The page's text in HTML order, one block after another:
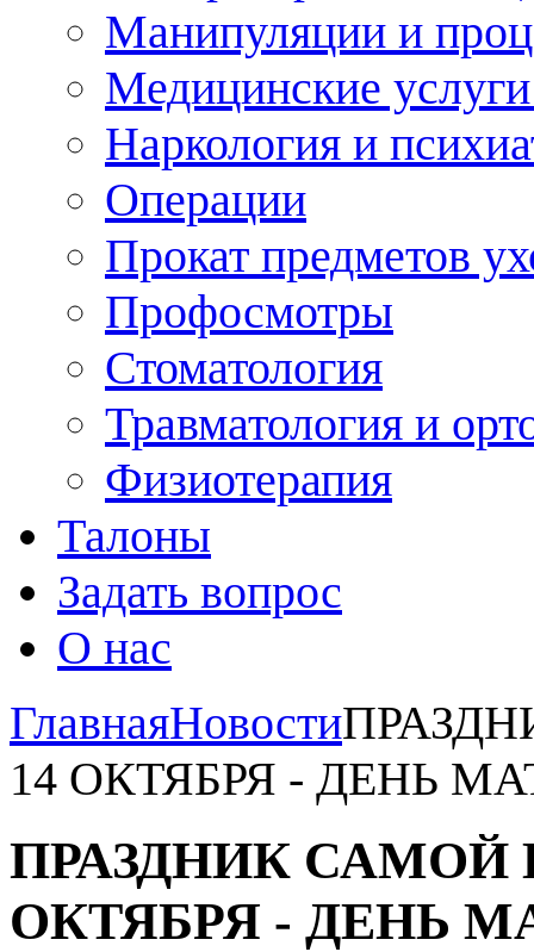
Манипуляции и
Медицинские
Наркология и
Операции
Прокат предметов
Профосмотры
Стоматология
Травматология и
Физиотерапия
Талоны
Задать вопрос
О нас
ГлавнаяНовости
14 ОКТЯБРЯ - ДЕНЬ
ПРАЗДНИК САМОЙ
ОКТЯБРЯ - ДЕНЬ